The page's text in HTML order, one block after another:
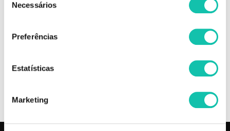
Necessários
Preferências
Estatísticas
Marketing
OPINIÕES
Comprar Coloração IZ Color Energy IAN ZACHARY MELHOR PREÇO |